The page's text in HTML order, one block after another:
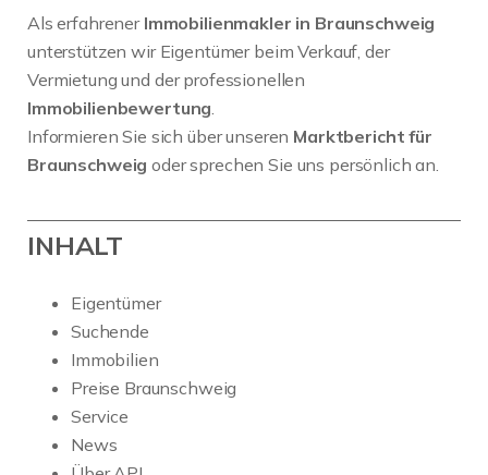
Als erfahrener Immobilienmakler in Braunschweig
unterstützen wir Eigentümer beim Verkauf, der
Vermietung und der professionellen
Immobilienbewertung.
Informieren Sie sich über unseren Marktbericht für
Braunschweig oder sprechen Sie uns persönlich an.
INHALT
Eigentümer
Suchende
Immobilien
Preise Braunschweig
Service
News